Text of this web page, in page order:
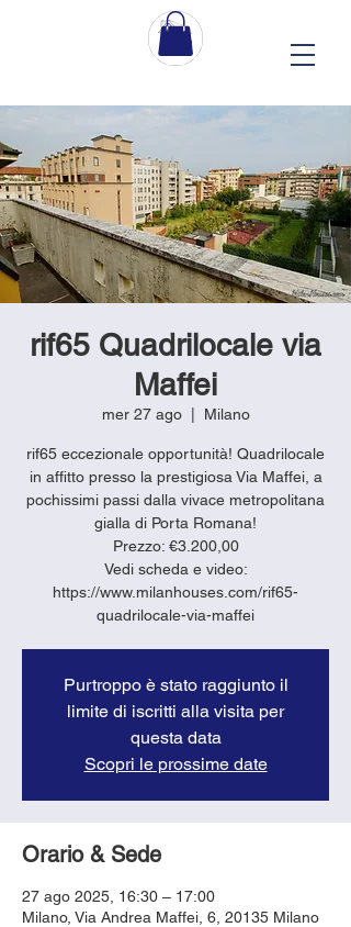
rif65 Quadrilocale via
Maffei
mer 27 ago
  |
Milano
rif65 eccezionale opportunità! Quadrilocale
in affitto presso la prestigiosa Via Maffei, a
pochissimi passi dalla vivace metropolitana
gialla di Porta Romana!
Prezzo: €3.200,00
Vedi scheda e video:
https://www.milanhouses.com/rif65-
quadrilocale-via-maffei
Purtroppo è stato raggiunto il
limite di iscritti alla visita per
questa data
Scopri le prossime date
Orario & Sede
27 ago 2025, 16:30 – 17:00
Milano, Via Andrea Maffei, 6, 20135 Milano